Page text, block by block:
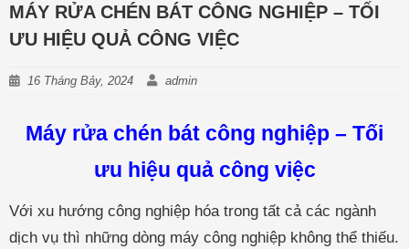
MÁY RỬA CHÉN BÁT CÔNG NGHIỆP – TỐI
ƯU HIỆU QUẢ CÔNG VIỆC
16 Tháng Bảy, 2024 admin
Máy rửa chén bát công nghiệp – Tối
ưu hiệu quả công việc
Với xu hướng công nghiệp hóa trong tất cả các ngành
dịch vụ thì những dòng máy công nghiệp không thể thiếu.